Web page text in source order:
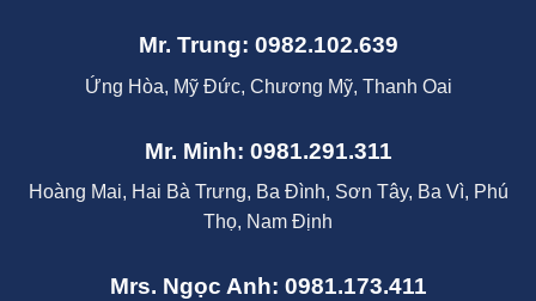
Mr. Trung: 0982.102.639
Ứng Hòa, Mỹ Đức, Chương Mỹ, Thanh Oai
Mr. Minh: 0981.291.311
Hoàng Mai, Hai Bà Trưng, Ba Đình, Sơn Tây, Ba Vì, Phú
Thọ, Nam Định
Mrs. Ngọc Anh: 0981.173.411